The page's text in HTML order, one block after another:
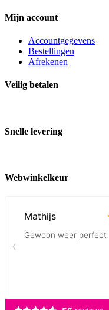
Mijn account
Accountgegevens
Bestellingen
Afrekenen
Veilig betalen
Snelle levering
Webwinkelkeur